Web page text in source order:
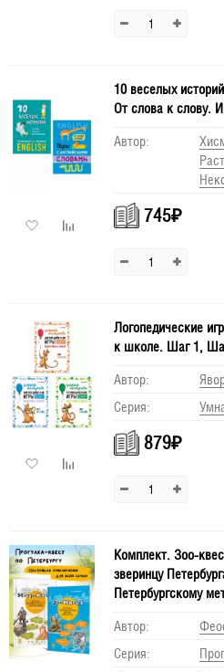
10 веселых
От слова к слову.
Автор:
745₽
Логопедические
к школе. Шаг 1,
Автор:
Серия:
879₽
Комплект. Зоо-
зверинцу
Петербургскому
Автор:
Серия: